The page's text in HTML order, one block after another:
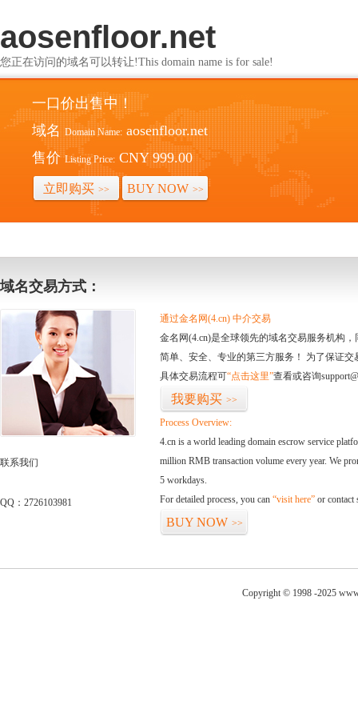
aosenfloor.net
您正在访问的域名可以转让!This domain name is for sale!
一口价出售中！
域名 Domain Name: aosenfloor.net
售价 Listing Price: CNY 999.00
立即购买 >> BUY NOW >>
域名交易方式：
联系我们
QQ：2726103981
通过金名网(4.cn) 中介交易
金名网(4.cn)是全球领先的域名交易服务机构
简单、安全、专业的第三方服务！ 为了保证
具体交易流程可“点击这里”查看或咨询
我要购买 >>
Process Overview:
4.cn is a world leading domain escrow service
million RMB transaction volume every year. We
5 workdays.
For detailed process, you can “visit here” or contact
BUY NOW >>
Copyright © 1998 -2025